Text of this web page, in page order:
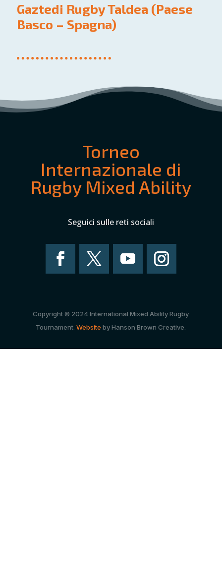
Gaztedi Rugby Taldea (Paese
Basco – Spagna)
Torneo
Internazionale di
Rugby Mixed Ability
Seguici sulle reti sociali
Copyright © 2024 International Mixed Ability Rugby
Tournament.Website by Hanson Brown Creative.